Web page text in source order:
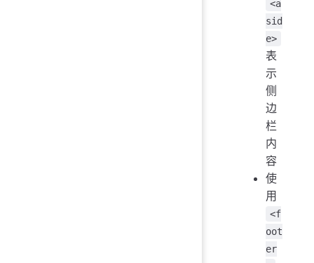
<a
sid
e>
表
示
侧
边
栏
内
容
使
用
<f
oot
er